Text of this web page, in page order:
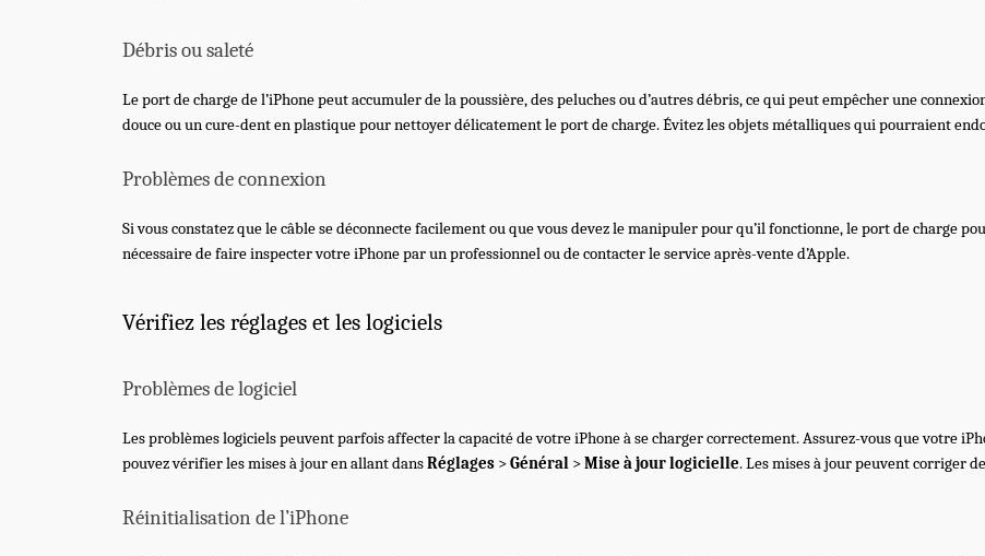
Débris ou saleté
Le port de charge de l’iPhone peut accumuler de la poussière, des peluches ou d’autres débris, ce qui peut empêcher une
douce ou un cure-dent en plastique pour nettoyer délicatement le port de charge. Évitez les objets métalliques qui pourraient
Problèmes de connexion
Si vous constatez que le câble se déconnecte facilement ou que vous devez le manipuler pour qu’il fonctionne, le port de charge
nécessaire de faire inspecter votre iPhone par un professionnel ou de contacter le service après-vente d’Apple.
Vérifiez les réglages et les logiciels
Problèmes de logiciel
Les problèmes logiciels peuvent parfois affecter la capacité de votre iPhone à se charger correctement. Assurez-vous que votre
pouvez vérifier les mises à jour en allant dansRéglages >Général >Mise à jour logicielle. Les mises à jour peuvent corriger
Réinitialisation de l’iPhone